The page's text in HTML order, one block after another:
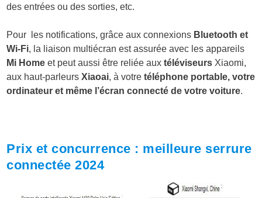
des entrées ou des sorties, etc.
Pour les notifications, grâce aux connexions Bluetooth et
Wi-Fi, la liaison multiécran est assurée avec les appareils
Mi Home et peut aussi être reliée auxtéléviseurs Xiaomi,
aux haut-parleursXiaoai, à votretéléphone portable, votre
ordinateur et même l’écran connecté de votre voiture.
Prix et concurrence : meilleure serrure
connectée 2024